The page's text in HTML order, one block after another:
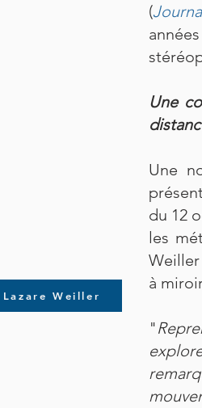
Lazare Weiller
(
Une
Une
du 12
les
à
"